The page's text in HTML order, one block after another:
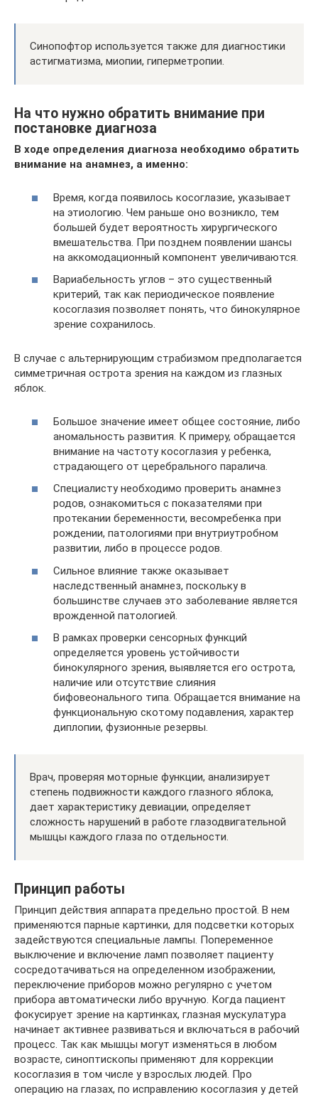
Синопофтор используется также для диагностики
астигматизма, миопии, гиперметропии.
На что нужно обратить внимание при
постановке диагноза
В ходе определения диагноза необходимо обратить
внимание на анамнез, а именно:
Время, когда появилось косоглазие, указывает
на этиологию. Чем раньше оно возникло, тем
большей будет вероятность хирургического
вмешательства. При позднем появлении шансы
на аккомодационный компонент увеличиваются.
Вариабельность углов – это существенный
критерий, так как периодическое появление
косоглазия позволяет понять, что бинокулярное
зрение сохранилось.
В случае с альтернирующим страбизмом предполагается
симметричная острота зрения на каждом из глазных
яблок.
Большое значение имеет общее состояние, либо
аномальность развития. К примеру, обращается
внимание на частоту косоглазия у ребенка,
страдающего от церебрального паралича.
Специалисту необходимо проверить анамнез
родов, ознакомиться с показателями при
протекании беременности, весомребенка при
рождении, патологиями при внутриутробном
развитии, либо в процессе родов.
Сильное влияние также оказывает
наследственный анамнез, поскольку в
большинстве случаев это заболевание является
врожденной патологией.
В рамках проверки сенсорных функций
определяется уровень устойчивости
бинокулярного зрения, выявляется его острота,
наличие или отсутствие слияния
бифовеонального типа. Обращается внимание на
функциональную скотому подавления, характер
диплопии, фузионные резервы.
Врач, проверяя моторные функции, анализирует
степень подвижности каждого глазного яблока,
дает характеристику девиации, определяет
сложность нарушений в работе глазодвигательной
мышцы каждого глаза по отдельности.
Принцип работы
Принцип действия аппарата предельно простой. В нем
применяются парные картинки, для подсветки которых
задействуются специальные лампы. Попеременное
выключение и включение ламп позволяет пациенту
сосредотачиваться на определенном изображении,
переключение приборов можно регулярно с учетом
прибора автоматически либо вручную. Когда пациент
фокусирует зрение на картинках, глазная мускулатура
начинает активнее развиваться и включаться в рабочий
процесс. Так как мышцы могут изменяться в любом
возрасте, синоптископы применяют для коррекции
косоглазия в том числе у взрослых людей. Про
операцию на глазах, по исправлению косоглазия у детей